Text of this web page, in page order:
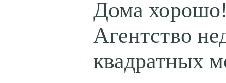
Дома
Агентство
квадратных